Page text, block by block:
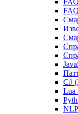
C#
Lua